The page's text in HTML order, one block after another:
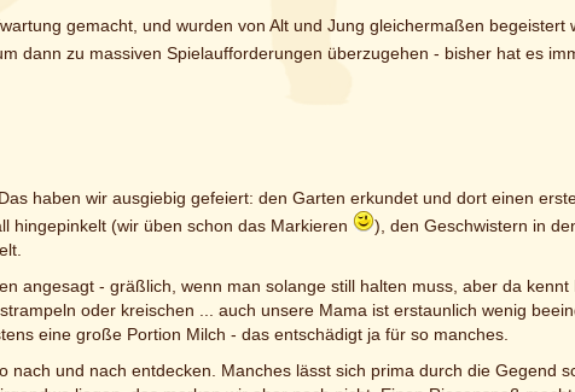
gemacht, und wurden von Alt und Jung gleichermaßen begeistert
dann zu massiven Spielaufforderungen überzugehen - bisher hat es
haben wir ausgiebig gefeiert: den Garten erkundet und dort einen
hingepinkelt (wir üben schon das Markieren
), den Geschwistern in
angesagt - gräßlich, wenn man solange still halten muss, aber da kennt
oder kreischen ... auch unsere Mama ist erstaunlich wenig
eine große Portion Milch - das entschädigt ja für so manches.
nach und nach entdecken. Manches lässt sich prima durch die Gegend